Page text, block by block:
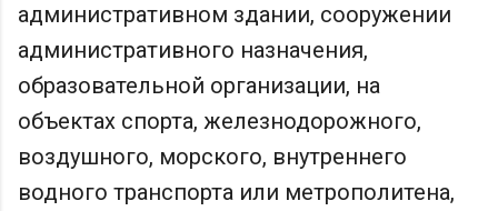
административном здании, сооружении
административного назначения,
образовательной организации, на
объектах спорта, железнодорожного,
воздушного, морского, внутреннего
водного транспорта или метрополитена,